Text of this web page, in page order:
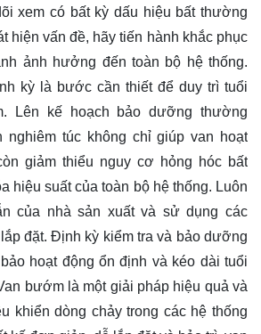
xem có bất kỳ dấu hiệu bất thường
hiện vấn đề, hãy tiến hành khắc phục
ảnh hưởng đến toàn bộ hệ thống.
kỳ là bước cần thiết để duy trì tuổi
Lên kế hoạch bảo dưỡng thường
nghiêm túc không chỉ giúp van hoạt
giảm thiểu nguy cơ hỏng hóc bất
hiệu suất của toàn bộ hệ thống. Luôn
của nhà sản xuất và sử dụng các
đặt. Định kỳ kiểm tra và bảo dưỡng
hoạt động ổn định và kéo dài tuổi
bướm là một giải pháp hiệu quả và
khiển dòng chảy trong các hệ thống